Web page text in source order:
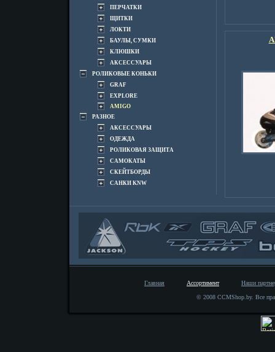
ПЕРЧАТКИ
ЩИТКИ
ЛОКТИ
БАУЛЫ, СУМКИ
КЛЮШКИ
АКСЕССУАРЫ
РОЛИКОВЫЕ КОНЬКИ
GRAF
EXPLORE
AMIGO
РАЗНОЕ
АКСЕССУАРЫ
ОДЕЖДА
РОЛИКОВАЯ ЗАЩИТА
САМОКАТЫ
СКЕЙТБОРДЫ
САНКИ KNW
Главная Ассортимент Наши
© 2008 CCMShop.by. Все